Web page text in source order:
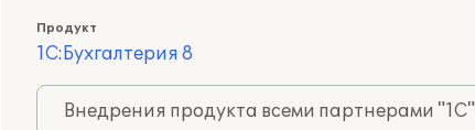
Продукт
1С:Бухгалтерия 8
Внедрения продукта всеми партнерами "1С"